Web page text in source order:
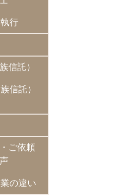
行
信託）
信託）
ご依頼
の違い